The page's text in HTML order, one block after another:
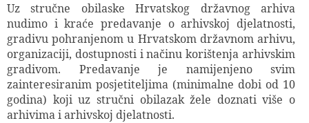
Uz stručne obilaske Hrvatskog državnog arhiva
nudimo i kraće predavanje o arhivskoj djelatnosti,
gradivu pohranjenom u Hrvatskom državnom arhivu,
organizaciji, dostupnosti i načinu korištenja arhivskim
gradivom. Predavanje je namijenjeno svim
zainteresiranim posjetiteljima (minimalne dobi od 10
godina) koji uz stručni obilazak žele doznati više o
arhivima i arhivskoj djelatnosti.